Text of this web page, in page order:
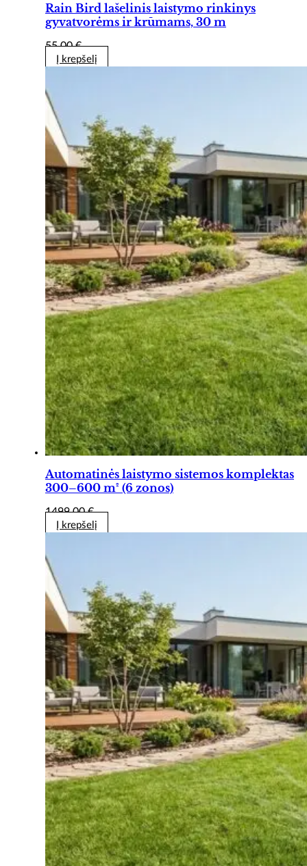
Rain Bird lašelinis laistymo rinkinys
gyvatvorėms ir krūmams, 30 m
55,00€
Į krepšelį
Automatinės laistymo sistemos komplektas
300–600 m² (6 zonos)
1499,00€
Į krepšelį